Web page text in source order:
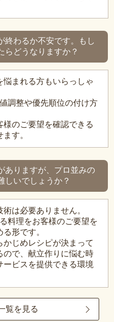
終わるか不安です。もし
らどうなりますか？
まれる方もいらっしゃ
調整や優先順位の付け方
様のご要望を確認できる
す。
ありますが、プロ並みの
しいでしょうか？
は必要ありません。
料理をお客様のご要望を
形です。
じめレシピが決まって
ので、献立作りに悩む時
ービスを提供できる環境
覧を見る